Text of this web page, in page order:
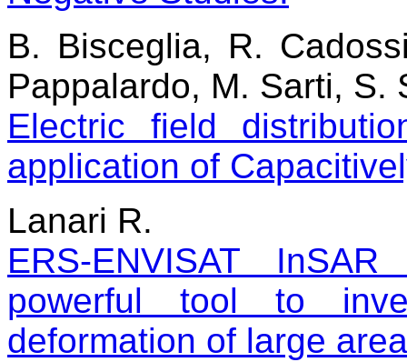
B. Bisceglia, R.
Pappalardo, M. Sarti, S.
Electric field
application of
Lanari R.
ERS-ENVISAT
powerful tool to
deformation of large